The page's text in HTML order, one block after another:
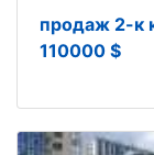
продаж 2-к
110000 $